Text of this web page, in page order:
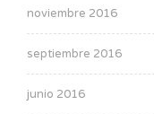
noviembre 2016
septiembre 2016
junio 2016